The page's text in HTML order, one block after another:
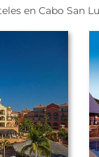
en Cabo San